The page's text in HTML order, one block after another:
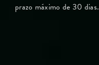
prazo máximo de 30 dias.